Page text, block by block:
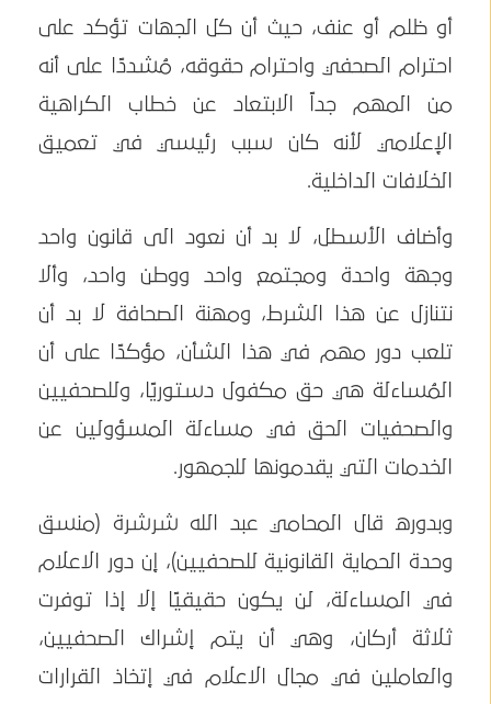
أو ظلم أو عنف، حيث أن كل الجهات تؤكد على
احترام الصحفي واحترام حقوقه، مُشددًا على أنه
من المهم جداً الابتعاد عن خطاب الكراهية
الإعلامي لأنه كان سبب رئيسي في تعميق
الخلافات الداخلية.
وأضاف الأسطل، لا بد أن نعود الى قانون واحد
وجهة واحدة ومجتمع واحد ووطن واحد، وألا
نتنازل عن هذا الشرط، ومهنة الصحافة لا بد أن
تلعب دور مهم في هذا الشأن، مؤكدًا على أن
المُساءلة هي حق مكفول دستوريًا، وللصحفيين
والصحفيات الحق في مساءلة المسؤولين عن
الخدمات التي يقدمونها للجمهور.
وبدوره قال المحامي عبد الله شرشرة (منسق
وحدة الحماية القانونية للصحفيين)، إن دور الاعلام
في المساءلة، لن يكون حقيقيًا إلا إذا توفرت
ثلاثة أركان، وهي أن يتم إشراك الصحفيين،
والعاملين في مجال الاعلام في إتخاذ القرارات